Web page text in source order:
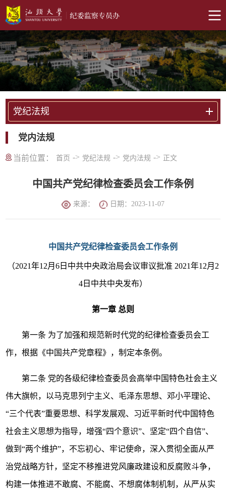
党纪法规
党内法规
当前位置： 首页 -> 党纪法规 -> 党内法规 -> 正文
中国共产党纪律检查委员会工作条例
来源： 日期：2023-11-07
中国共产党纪律检查委员会工作条例
（2021年12月6日中共中央政治局会议审议批准 2021年12月2
4日中共中央发布）
第一章 总则
第一条 为了加强和规范新时代党的纪律检查委员会工
作，根据《中国共产党章程》，制定本条例。
第二条 党的各级纪律检查委员会高举中国特色社会主义
伟大旗帜，以马克思列宁主义、毛泽东思想、邓小平理论、
“三个代表”重要思想、科学发展观、习近平新时代中国特色
社会主义思想为指导，增强“四个意识”、坚定“四个自信”、
做到“两个维护”，不忘初心、牢记使命，深入贯彻全面从严
治党战略方针，坚定不移推进党风廉政建设和反腐败斗争，
构建一体推进不敢腐、不能腐、不想腐体制机制，从严从实